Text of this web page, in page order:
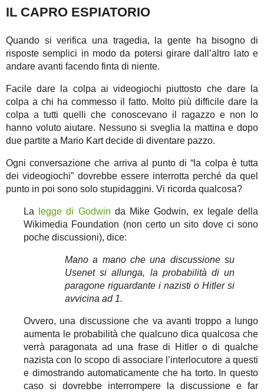
IL CAPRO ESPIATORIO
Quando si verifica una tragedia, la gente ha bisogno di
risposte semplici in modo da potersi girare dall’altro lato e
andare avanti facendo finta di niente.
Facile dare la colpa ai videogiochi piuttosto che dare la
colpa a chi ha commesso il fatto. Molto più difficile dare la
colpa a tutti quelli che conoscevano il ragazzo e non lo
hanno voluto aiutare. Nessuno si sveglia la mattina e dopo
due partite a Mario Kart decide di diventare pazzo.
Ogni conversazione che arriva al punto di “la colpa è tutta
dei videogiochi” dovrebbe essere interrotta perché da quel
punto in poi sono solo stupidaggini. Vi ricorda qualcosa?
La legge di Godwin da Mike Godwin, ex legale della
Wikimedia Foundation (non certo un sito dove ci sono
poche discussioni), dice:
Mano a mano che una discussione su
Usenet si allunga, la probabilità di un
paragone riguardante i nazisti o Hitler si
avvicina ad 1.
Ovvero, una discussione che va avanti troppo a lungo
aumenta le probabilità che qualcuno dica qualcosa che
verrà paragonata ad una frase di Hitler o di qualche
nazista con lo scopo di associare l’interlocutore a questi
e dimostrando automaticamente che ha torto. In questo
caso si dovrebbe interrompere la discussione e far